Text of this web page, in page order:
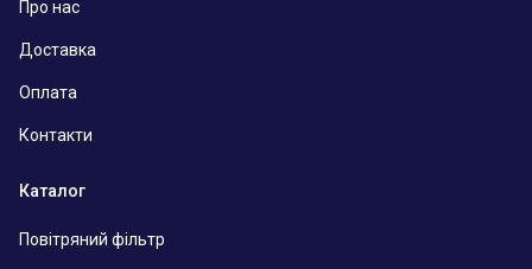
Про нас
Доставка
Оплата
Контакти
Каталог
Повітряний фільтр